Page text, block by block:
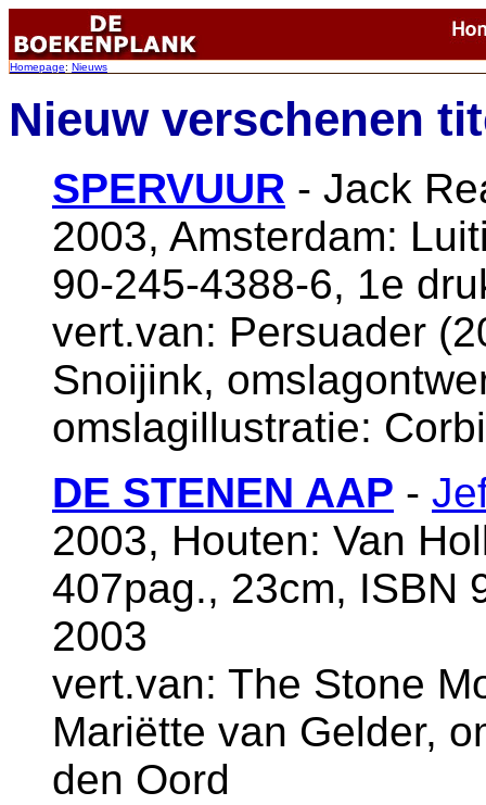
Homepage: Nieuws
Nieuw verschenen
SPERVUUR - Jack
2003, Amsterdam:
90-245-4388-6, 1e
vert.van: Persuader
Snoijink,
omslagillustratie:
DE STENEN AAP -
2003, Houten: Van
407pag., 23cm, ISBN
2003
vert.van: The Stone
Mariëtte van Gelder,
den Oord